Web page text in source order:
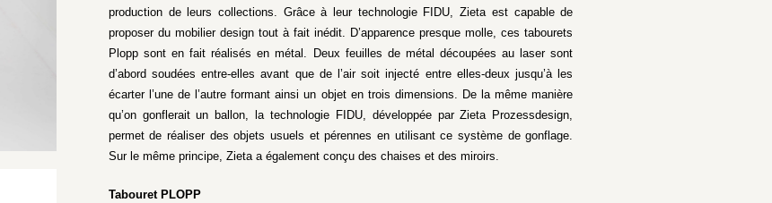
production de leurs collections. Grâce à leur technologie FIDU, Zieta est capable de
proposer du mobilier design tout à fait inédit. D’apparence presque molle, ces tabourets
Plopp sont en fait réalisés en métal. Deux feuilles de métal découpées au laser sont
d’abord soudées entre-elles avant que de l’air soit injecté entre elles-deux jusqu’à les
écarter l’une de l’autre formant ainsi un objet en trois dimensions. De la même manière
qu’on gonflerait un ballon, la technologie FIDU, développée par Zieta Prozessdesign,
permet de réaliser des objets usuels et pérennes en utilisant ce système de gonflage.
Sur le même principe, Zieta a également conçu des chaises et des miroirs.
Tabouret PLOPP